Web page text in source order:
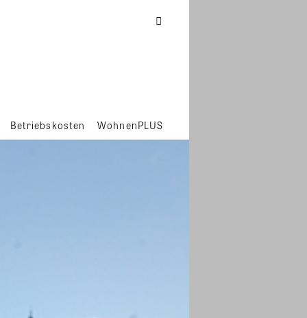
Betriebskosten WohnenPLUS